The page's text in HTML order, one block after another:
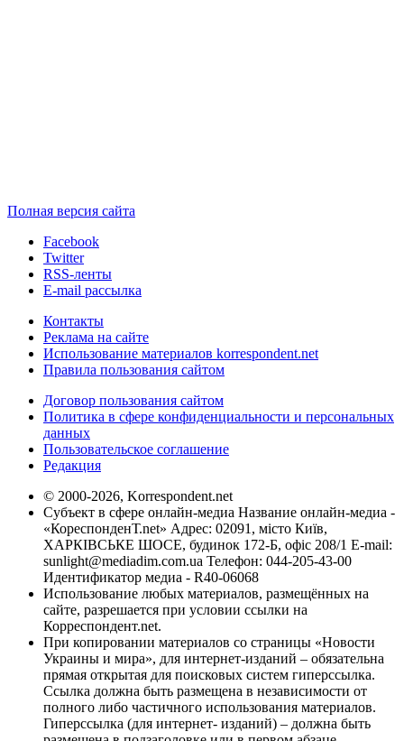
Полная версия сайта
Facebook
Twitter
RSS-ленты
E-mail рассылка
Контакты
Реклама на сайте
Использование материалов korrespondent.net
Правила пользования сайтом
Договор пользования сайтом
Политика в сфере конфиденциальности и персональных
данных
Пользовательское соглашение
Редакция
© 2000-2026, Korrespondent.net
Субъект в сфере онлайн-медиа Название онлайн-медиа -
«КореспонденТ.net» Адрес: 02091, місто Київ,
ХАРКІВСЬКЕ ШОСЕ, будинок 172-Б, офіс 208/1 E-mail:
sunlight@mediadim.com.ua Телефон: 044-205-43-00
Идентификатор медиа - R40-06068
Использование любых материалов, размещённых на
сайте, разрешается при условии ссылки на
Корреспондент.net.
При копировании материалов со страницы «Новости
Украины и мира», для интернет-изданий – обязательна
прямая открытая для поисковых систем гиперссылка.
Ссылка должна быть размещена в независимости от
полного либо частичного использования материалов.
Гиперссылка (для интернет- изданий) – должна быть